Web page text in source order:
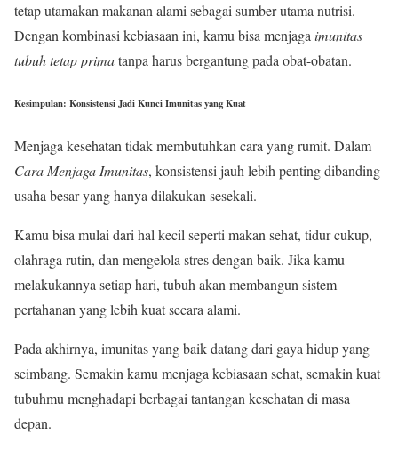
tetap utamakan makanan alami sebagai sumber utama nutrisi.
Dengan kombinasi kebiasaan ini, kamu bisa menjaga imunitas
tubuh tetap primatanpa harus bergantung pada obat-obatan.
Kesimpulan: Konsistensi Jadi Kunci Imunitas yang Kuat
Menjaga kesehatan tidak membutuhkan cara yang rumit. Dalam
Cara Menjaga Imunitas, konsistensi jauh lebih penting dibanding
usaha besar yang hanya dilakukan sesekali.
Kamu bisa mulai dari hal kecil seperti makan sehat, tidur cukup,
olahraga rutin, dan mengelola stres dengan baik. Jika kamu
melakukannya setiap hari, tubuh akan membangun sistem
pertahanan yang lebih kuat secara alami.
Pada akhirnya, imunitas yang baik datang dari gaya hidup yang
seimbang. Semakin kamu menjaga kebiasaan sehat, semakin kuat
tubuhmu menghadapi berbagai tantangan kesehatan di masa
depan.